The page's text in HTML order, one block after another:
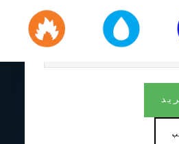
العربية السعودية